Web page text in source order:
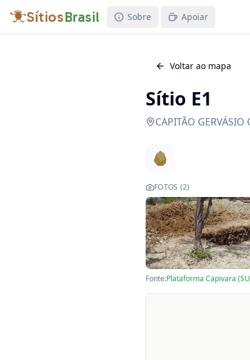
SítiosBrasil Sobre Apoiar
Voltar ao mapa
Sítio E1
CAPITÃO GERVÁSIO
FOTOS (2)
Fonte:Plataforma Capivara